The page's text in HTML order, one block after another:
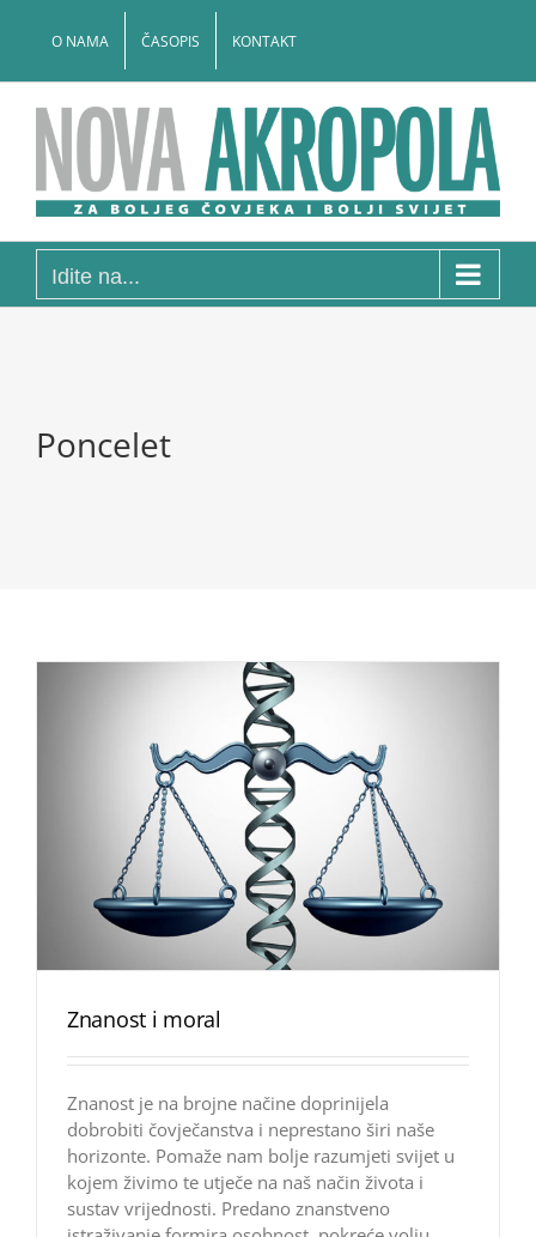
O NAMA ČASOPIS KONTAKT
Idite na...
Poncelet
Znanost i moral
Znanost je na brojne načine doprinijela
dobrobiti čovječanstva i neprestano širi naše
horizonte. Pomaže nam bolje razumjeti svijet u
kojem živimo te utječe na naš način života i
sustav vrijednosti. Predano znanstveno